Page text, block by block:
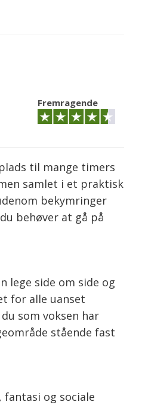
Fremragende
til mange timers
samlet i et praktisk
bekymringer
behøver at gå på
lege side om side og
for alle uanset
som voksen har
stående fast
og sociale